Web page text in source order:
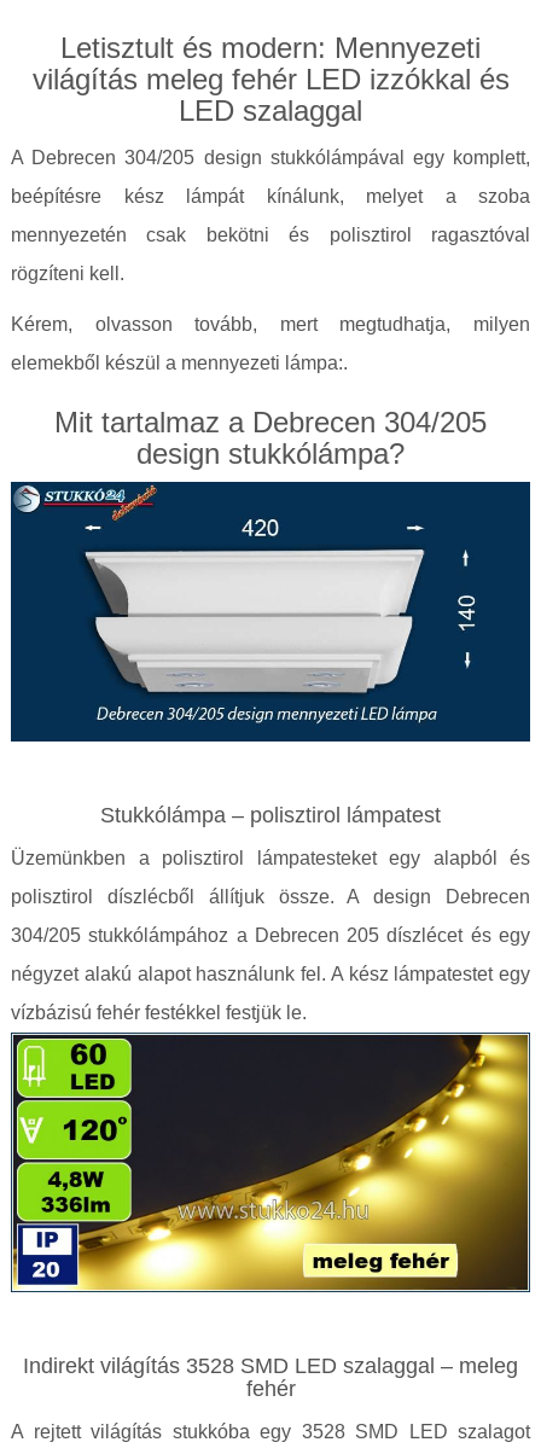
Letisztult és modern: Mennyezeti
világítás meleg fehér LED izzókkal és
LED szalaggal
A Debrecen 304/205 design stukkólámpával egy komplett,
beépítésre kész lámpát kínálunk, melyet a szoba
mennyezetén csak bekötni és polisztirol ragasztóval
rögzíteni kell.
Kérem, olvasson tovább, mert megtudhatja, milyen
elemekből készül a mennyezeti lámpa:.
Mit tartalmaz a Debrecen 304/205
design stukkólámpa?
Stukkólámpa – polisztirol lámpatest
Üzemünkben a polisztirol lámpatesteket egy alapból és
polisztirol díszlécből állítjuk össze. A design Debrecen
304/205 stukkólámpához a Debrecen 205 díszlécet és egy
négyzet alakú alapot használunk fel. A kész lámpatestet egy
vízbázisú fehér festékkel festjük le.
Indirekt világítás 3528 SMD LED szalaggal – meleg
fehér
A rejtett világítás stukkóba egy 3528 SMD LED szalagot